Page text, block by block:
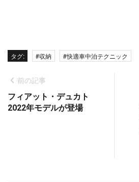
タグ: #収納 #快適車中泊テクニック
前の記事
フィアット・デュカト
2022年モデルが登場